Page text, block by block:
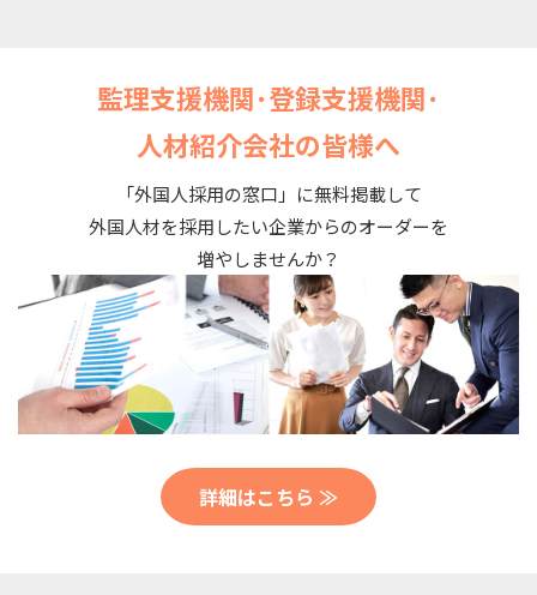
監理支援機関･登録支援機関･
人材紹介会社の皆様へ
「外国人採用の窓口」に無料掲載して
外国人材を採用したい企業からのオーダーを
増やしませんか？
詳細はこちら ≫